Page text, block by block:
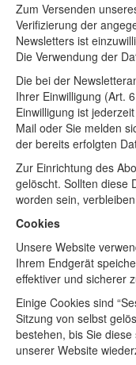
Zum Versenden
Verifizierung der
Newsletters ist
Die Verwendung der
Die bei der
Ihrer Einwilligung (Art.
Einwilligung ist
Mail oder Sie melden
der bereits erfolgten
Zur Einrichtung des
gelöscht. Sollten diese
worden sein,
Cookies
Unsere Website
Ihrem Endgerät
effektiver und sicherer
Einige Cookies sind
Sitzung von selbst
bestehen, bis Sie
unserer Website